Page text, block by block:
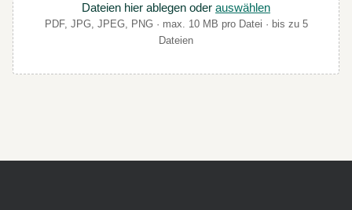
Dateien hier ablegen oder auswählen
PDF, JPG, JPEG, PNG · max. 10 MB pro Datei · bis zu 5
Dateien